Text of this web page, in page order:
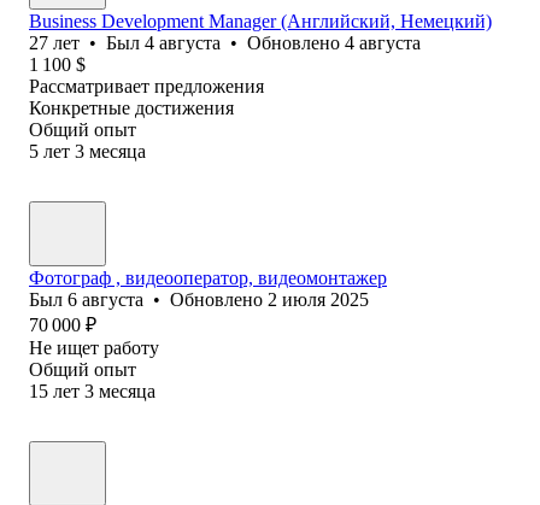
Business Development Manager (Английский, Немецкий)
27 лет • Был 4 августа • Обновлено 4 августа
1 100 $
Рассматривает предложения
Конкретные достижения
Общий опыт
5 лет 3 месяца
Фотограф , видеооператор, видеомонтажер
Был 6 августа • Обновлено 2 июля 2025
70 000 ₽
Не ищет работу
Общий опыт
15 лет 3 месяца